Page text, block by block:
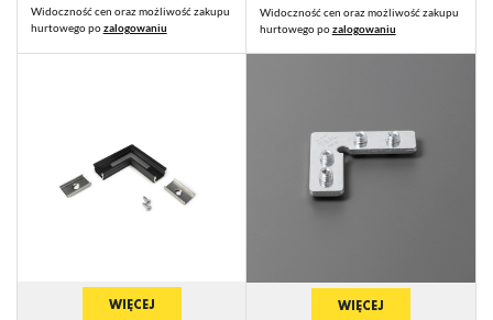
Widoczność cen oraz możliwość zakupu
hurtowego pozalogowaniu
Widoczność cen oraz możliwość zakupu
hurtowego pozalogowaniu
WIĘCEJ WIĘCEJ